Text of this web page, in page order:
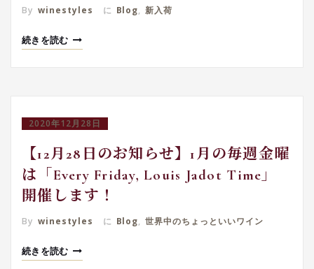
By winestyles に Blog, 新入荷
続きを読む
2020年12月28日
【12月28日のお知らせ】1月の毎週金曜
は「Every Friday, Louis Jadot Time」
開催します！
By winestyles に Blog, 世界中のちょっといいワイン
続きを読む